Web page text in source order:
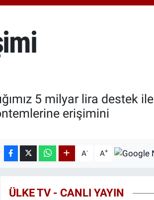
6660.55
%0.03
5 milyar lira destek ile
erişimini
A- A+
ÜLKE TV - CANLI YAYIN